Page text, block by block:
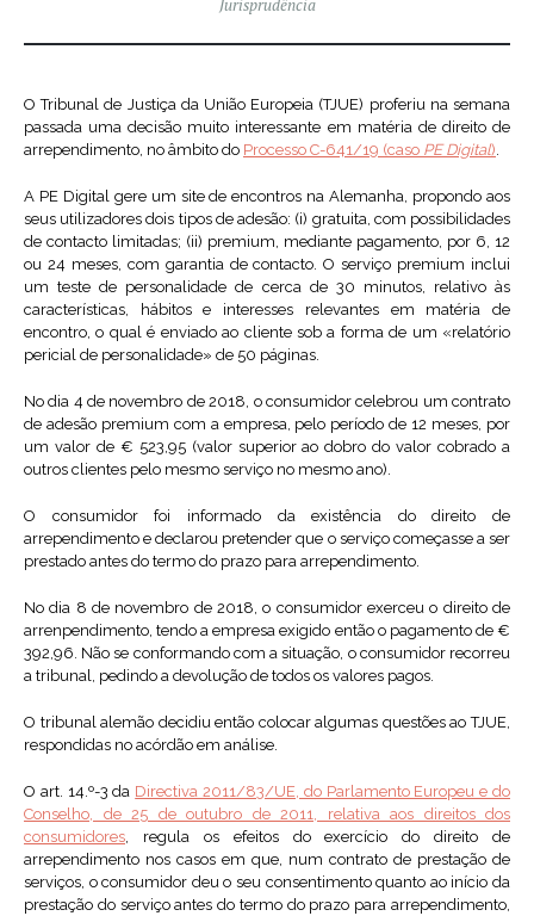
Jurisprudência
O Tribunal de Justiça da União Europeia (TJUE) proferiu na semana
passada uma decisão muito interessante em matéria de direito de
arrependimento, no âmbito do Processo C-641/19 (caso PE Digital).
A PE Digital gere um site de encontros na Alemanha, propondo aos
seus utilizadores dois tipos de adesão: (i) gratuita, com possibilidades
de contacto limitadas; (ii) premium, mediante pagamento, por 6, 12
ou 24 meses, com garantia de contacto. O serviço premium inclui
um teste de personalidade de cerca de 30 minutos, relativo às
características, hábitos e interesses relevantes em matéria de
encontro, o qual é enviado ao cliente sob a forma de um «relatório
pericial de personalidade» de 50 páginas.
No dia 4 de novembro de 2018, o consumidor celebrou um contrato
de adesão premium com a empresa, pelo período de 12 meses, por
um valor de € 523,95 (valor superior ao dobro do valor cobrado a
outros clientes pelo mesmo serviço no mesmo ano).
O consumidor foi informado da existência do direito de
arrependimento e declarou pretender que o serviço começasse a ser
prestado antes do termo do prazo para arrependimento.
No dia 8 de novembro de 2018, o consumidor exerceu o direito de
arrenpendimento, tendo a empresa exigido então o pagamento de €
392,96. Não se conformando com a situação, o consumidor recorreu
a tribunal, pedindo a devolução de todos os valores pagos.
O tribunal alemão decidiu então colocar algumas questões ao TJUE,
respondidas no acórdão em análise.
O art. 14.º-3 da Directiva 2011/83/UE, do Parlamento Europeu e do
Conselho, de 25 de outubro de 2011, relativa aos direitos dos
consumidores, regula os efeitos do exercício do direito de
arrependimento nos casos em que, num contrato de prestação de
serviços, o consumidor deu o seu consentimento quanto ao início da
prestação do serviço antes do termo do prazo para arrependimento,